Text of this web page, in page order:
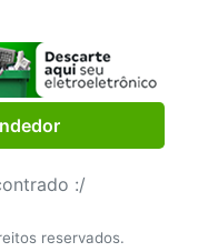
:/
reservados.